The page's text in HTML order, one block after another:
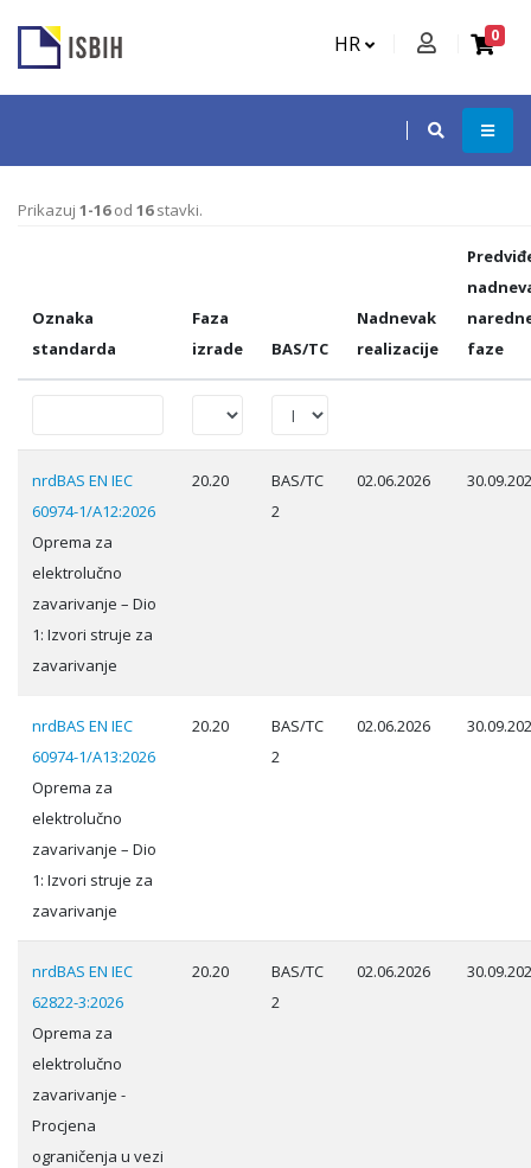
HR 0
Prikazuj 1-16od 16stavki.
Oznaka
standarda
Faza
izrade
BAS/TC
Nadnevak
realizacije
faze
nrdBAS EN IEC
60974-1/A12:2026
Oprema za
elektrolučno
zavarivanje – Dio
1: Izvori struje za
zavarivanje
20.20
BAS/TC
2
02.06.2026
nrdBAS EN IEC
60974-1/A13:2026
Oprema za
elektrolučno
zavarivanje – Dio
1: Izvori struje za
zavarivanje
20.20
BAS/TC
2
02.06.2026
nrdBAS EN IEC
62822-3:2026
Oprema za
elektrolučno
zavarivanje -
Procjena
ograničenja u vezi
20.20
BAS/TC
2
02.06.2026